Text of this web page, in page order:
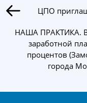
ЦПО
НАША ПРАКТИКА.
заработной
процентов
города